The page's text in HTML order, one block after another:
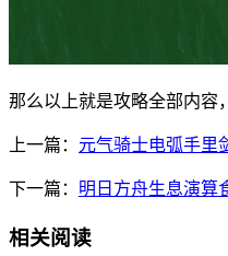
那么以上就是攻略全部内容
上一篇： 元气骑士电弧手里
下一篇： 明日方舟生息演算
相关阅读